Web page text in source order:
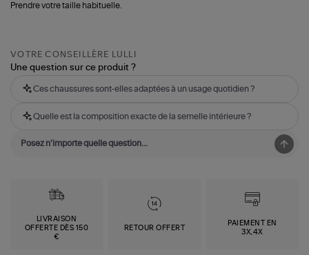
Prendre votre taille habituelle.
VOTRE CONSEILLÈRE LULLI
Une question sur ce produit ?
Ces chaussures sont-elles adaptées à un usage quotidien ?
Quelle est la composition exacte de la semelle intérieure ?
LIVRAISON
OFFERTE DÈS 150
€
RETOUR OFFERT
PAIEMENT EN
3X,4X